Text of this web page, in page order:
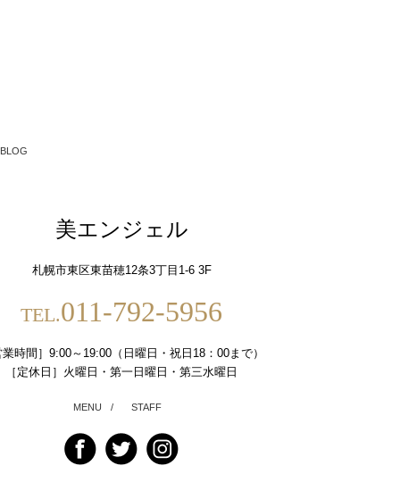
BLOG
美エンジェル
札幌市東区東苗穂12条3丁目1-6 3F
TEL.011-792-5956
業時間］9:00～19:00（日曜日・祝日18：00まで）
［定休日］火曜日・第一日曜日・第三水曜日
MENU / STAFF